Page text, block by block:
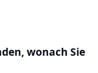
wonach Sie